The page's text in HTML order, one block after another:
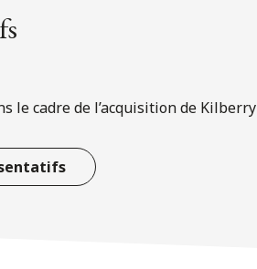
le cadre de l’acquisition de Kilberry